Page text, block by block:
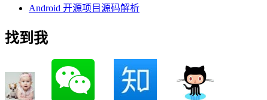
Android 开源项目源码解析
找到我